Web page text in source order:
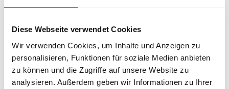
Diese Webseite verwendet Cookies
Wir verwenden Cookies, um Inhalte und Anzeigen zu
personalisieren, Funktionen für soziale Medien anbieten
zu können und die Zugriffe auf unsere Website zu
analysieren. Außerdem geben wir Informationen zu Ihrer
9.000 Punkte